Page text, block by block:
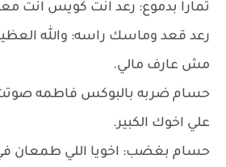
تمارا بدموع: رعد انت كويس انت
رعد قعد وماسك راسه: والله
مش عارف مالي.
حسام ضربه بالبوكس فاطمه
علي اخوك الكبير.
حسام بغضب: اخويا اللي طمعان في